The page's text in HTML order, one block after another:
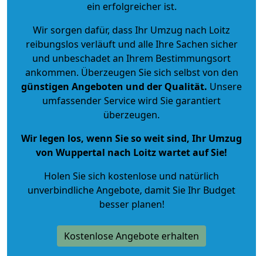
ein erfolgreicher ist.
Wir sorgen dafür, dass Ihr Umzug nach Loitz
reibungslos verläuft und alle Ihre Sachen sicher
und unbeschadet an Ihrem Bestimmungsort
ankommen. Überzeugen Sie sich selbst von den
günstigen Angeboten und der Qualität. Unsere
umfassender Service wird Sie garantiert
überzeugen.
Wir legen los, wenn Sie so weit sind, Ihr Umzug
von Wuppertal nach Loitz wartet auf Sie!
Holen Sie sich kostenlose und natürlich
unverbindliche Angebote, damit Sie Ihr Budget
besser planen!
Kostenlose Angebote erhalten